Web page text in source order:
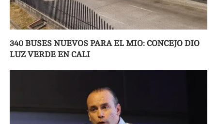
340 BUSES NUEVOS PARA EL MIO: CONCEJO DIO
LUZ VERDE EN CALI